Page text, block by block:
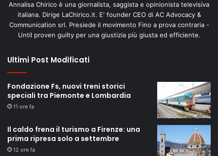
Annalisa Chirico è una giornalista, saggista e opinionista televisiva
italiana. Dirige LaChirico.it. E' founder CEO di AC Advocacy &
Communication srl. Presiede il movimento Fino a prova contraria -
Until proven guilty per una giustizia più giusta ed efficiente.
Ultimi Post Modificati
Fondazione Fs, nuovi treni storici
speciali tra Piemonte e Lombardia
11 ore fa
Il caldo frena il turismo a Firenze: una
prima ripresa solo a settembre
12 ore fa